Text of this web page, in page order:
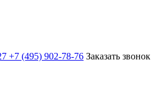
+7 (495) 902-78-76 Заказать звонок